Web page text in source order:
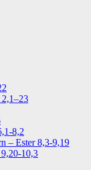
2,1–23
8,2
– Ester 8,3-9,19
10,3